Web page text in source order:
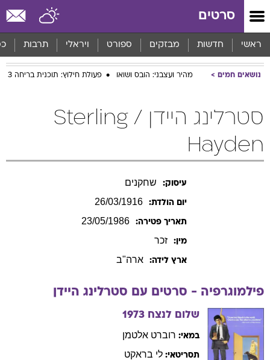
סרטים
ראשי חדשות מבזקים ספורט ויראלי תרבות
נושאים חמים מהיר ועצבני: הובס ושואו פעולת חילוץ: תוכנית בריחה 3
סטרלינג היידן / Sterling
Hayden
עיסוק: שחקנים
יום הולדת: 26/03/1916
תאריך פטירה: 23/05/1986
מין: זכר
ארץ לידה: ארה"ב
פילמוגרפיה - סרטים עם סטרלינג היידן
שלום לנצח 1973
במאי: רוברט אלטמן
תסריטאי: לי בראקט